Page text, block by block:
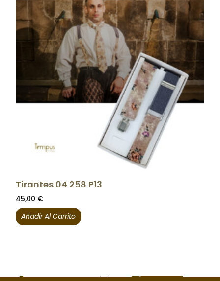
Tirantes 04 258 P13
45,00 €
Añadir Al Carrito